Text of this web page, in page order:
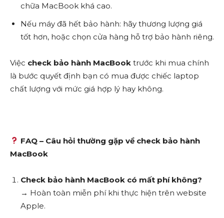
chữa MacBook khá cao.
Nếu máy đã hết bảo hành: hãy thương lượng giá
tốt hơn, hoặc chọn cửa hàng hỗ trợ bảo hành riêng.
Việc check bảo hành MacBook trước khi mua chính
là bước quyết định bạn có mua được chiếc laptop
chất lượng với mức giá hợp lý hay không.
FAQ – Câu hỏi thường gặp về check bảo hành
MacBook
Check bảo hành MacBook có mất phí không?
→ Hoàn toàn miễn phí khi thực hiện trên website
Apple.